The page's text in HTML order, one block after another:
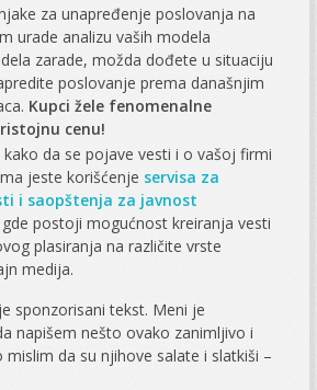
za unapređenje poslovanja na
urade analizu vaših modela
zarade, možda dođete u situaciju
poslovanje prema današnjim
Kupci žele fenomenalne
cenu!
kako da se pojave vesti i o vašoj firmi
jeste korišćenje servisa za
i saopštenja za javnost
gde postoji mogućnost kreiranja vesti
plasiranja na različite vrste
medija.
sponzorisani tekst. Meni je
napišem nešto ovako zanimljivo i
da su njihove salate i slatkiši –